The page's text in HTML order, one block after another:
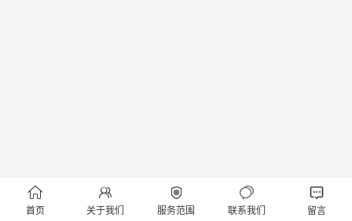

首页

关于我们

服务范围

联系我们

留言